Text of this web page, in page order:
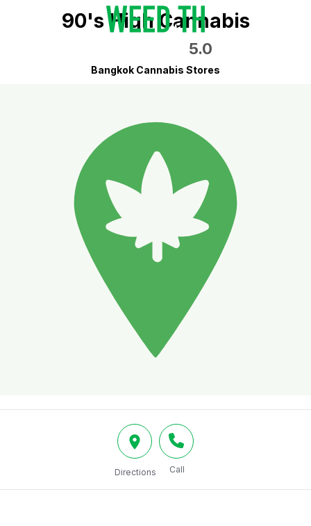
90's High Cannabis
5.0
Bangkok Cannabis Stores
Directions Call